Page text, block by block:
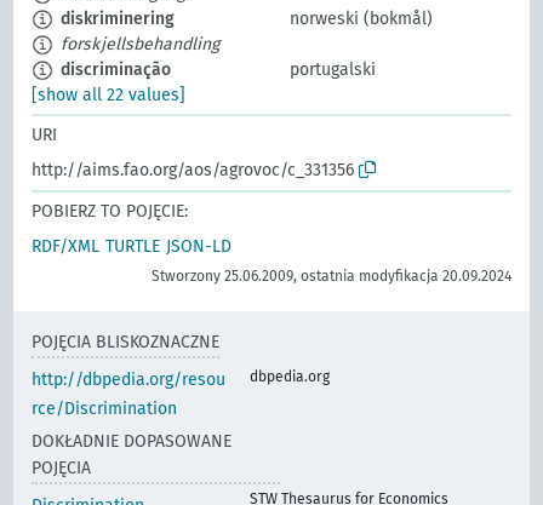
diskriminering
norweski (bokmål)
forskjellsbehandling
discriminação
portugalski
[show all 22 values]
URI
http://aims.fao.org/aos/agrovoc/c_331356
POBIERZ TO POJĘCIE:
RDF/XML TURTLE JSON-LD
Stworzony 25.06.2009, ostatnia modyfikacja 20.09.2024
POJĘCIA BLISKOZNACZNE
http://dbpedia.org/resou
rce/Discrimination
dbpedia.org
DOKŁADNIE DOPASOWANE
POJĘCIA
STW Thesaurus for Economics